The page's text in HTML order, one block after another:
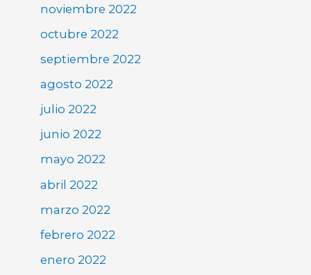
noviembre 2022
octubre 2022
septiembre 2022
agosto 2022
julio 2022
junio 2022
mayo 2022
abril 2022
marzo 2022
febrero 2022
enero 2022